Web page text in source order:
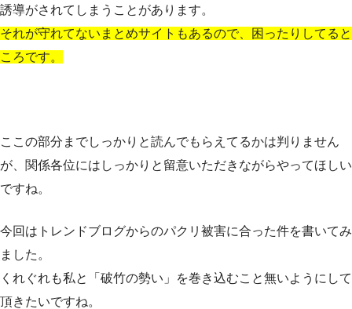
誘導がされてしまうことがあります。
それが守れてないまとめサイトもあるので、困ったりしてると
ころです。
ここの部分までしっかりと読んでもらえてるかは判りません
が、関係各位にはしっかりと留意いただきながらやってほしい
ですね。
今回はトレンドブログからのパクリ被害に合った件を書いてみ
ました。
くれぐれも私と「破竹の勢い」を巻き込むこと無いようにして
頂きたいですね。